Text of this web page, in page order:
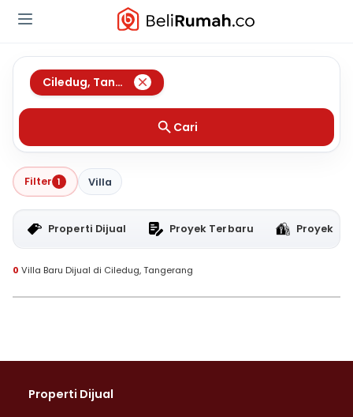
Ciledug, Tangerang
Cari
Filter 1 Villa
Properti Dijual Proyek Terbaru Proyek
0 Villa Baru Dijual di Ciledug, Tangerang
Properti Dijual